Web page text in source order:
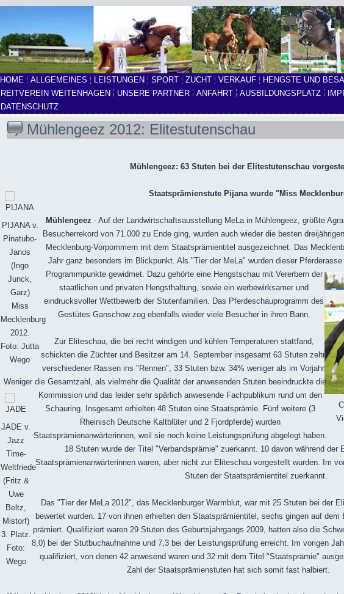
HOME ALLGEMEINES LEISTUNGEN SPORT ZUCHT VERKAUF HENGSTE UND
REITVEREIN WEITENHAGEN
UNSERE PARTNER ANFAHRT AUSBILDUNGSPLATZ
DATENSCHUTZ
Mühlengeez 2012: Elitestutenschau
Mühlengeez: 63 Stuten bei der Elitestutenschau
PIJANA v.
Pinatubo-
Janos
(Ingo
Junck,
Garz)
Miss
Mecklenburg
2012.
Foto: Jutta
Wego
Staatsprämienstute Pijana wurde "Miss
Mühlengeez - Auf der Landwirtschaftsausstellung MeLa in Mühlengeez, größte
Besucherrekord von 71.000 zu Ende ging, wurden auch wieder die besten
Mecklenburg-Vorpommern mit dem Staatsprämientitel ausgezeichnet. Das
Jahr ganz besonders im Blickpunkt. Als "Tier der MeLa" wurden dieser
Programmpunkte gewidmet. Dazu gehörte eine Hengstschau mit Vererbern der
staatlichen und privaten Hengsthaltung, sowie ein werbewirksamer und
eindrucksvoller Wettbewerb der Stutenfamilien. Das Pferdeschauprogramm des
Gestütes Ganschow zog ebenfalls wieder viele Besucher in ihren Bann.
Zur Eliteschau, die bei recht windigen und kühlen Temperaturen stattfand,
schickten die Züchter und Besitzer am 14. September insgesamt 63 Stuten zehn
verschiedener Rassen ins "Rennen", 33 Stuten bzw. 34% weniger als im Vorjahr.
Weniger die Gesamtzahl, als vielmehr die Qualität der anwesenden Stuten beeindruckte die
Kommission und das leider sehr spärlich anwesende Fachpublikum rund um den
JADE v.
Jazz
Time-
Weltfriede
(Fritz &
Uwe
Beltz,
Mistorf)
3. Platz.
Foto:
Wego
Schauring. Insgesamt erhielten 48 Stuten eine Staatsprämie. Fünf weitere (3
Rheinisch Deutsche Kaltblüter und 2 Fjordpferde) wurden
Staatsprämienanwärterinnen, weil sie noch keine Leistungsprüfung abgelegt haben.
18 Stuten wurde der Titel "Verbandsprämie" zuerkannt. 10 davon während der
Staatsprämienanwärterinnen waren, aber nicht zur Eliteschau vorgestellt wurden. Im
Stuten der Staatsprämientitel zuerkannt.
Das "Tier der MeLa 2012", das Mecklenburger Warmblut, war mit 25 Stuten bei der
bewertet wurden. 17 von ihnen erhielten den Staatsprämientitel, sechs gingen auf dem
prämiert. Qualifiziert waren 29 Stuten des Geburtsjahrgangs 2009, hatten also die
8,0) bei der Stutbuchaufnahme und 7,3 bei der Leistungsprüfung erreicht. Im vorigen
qualifiziert, von denen 42 anwesend waren und 32 mit dem Titel "Staatsprämie"
Zahl der Staatsprämienstuten hat sich somit fast halbiert.